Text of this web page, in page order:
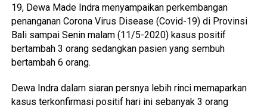
19, Dewa Made Indra menyampaikan perkembangan
penanganan Corona Virus Disease (Covid-19) di Provinsi
Bali sampai Senin malam (11/5-2020) kasus positif
bertambah 3 orang sedangkan pasien yang sembuh
bertambah 6 orang.
Dewa Indra dalam siaran persnya lebih rinci memaparkan
kasus terkonfirmasi positif hari ini sebanyak 3 orang